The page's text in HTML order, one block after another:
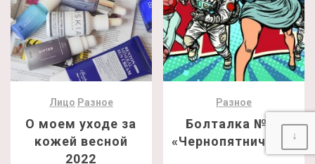
Лицо Разное
О моем уходе за
кожей весной
2022
Разное
Болталка №24
«Чернопятничная»↓